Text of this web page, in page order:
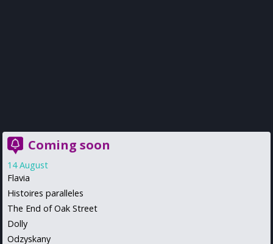
Coming soon
14 August
Flavia
Histoires paralleles
The End of Oak Street
Dolly
Odzyskany